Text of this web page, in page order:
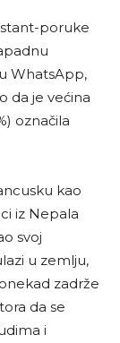
poruke
WhatsApp,
da je većina
označila
kao
iz Nepala
svoj
u zemlju,
zadrže
da se
i